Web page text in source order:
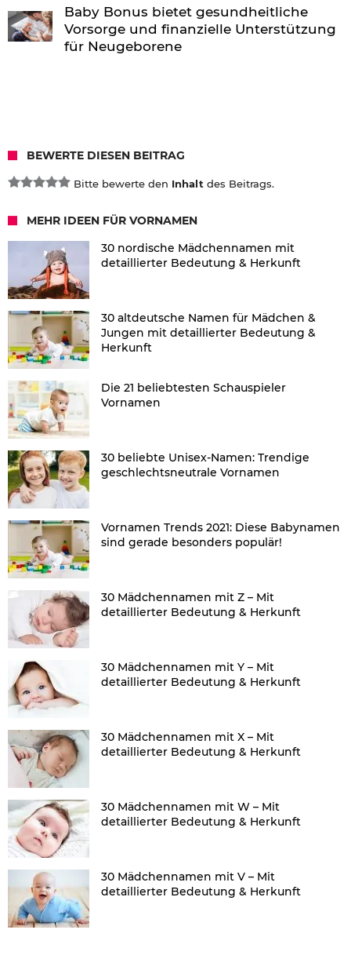
Baby Bonus bietet gesundheitliche
Vorsorge und finanzielle Unterstützung
für Neugeborene
BEWERTE DIESEN BEITRAG
Bitte bewerte den Inhalt des Beitrags.
MEHR IDEEN FÜR VORNAMEN
30 nordische Mädchennamen mit
detaillierter Bedeutung & Herkunft
30 altdeutsche Namen für Mädchen &
Jungen mit detaillierter Bedeutung &
Herkunft
Die 21 beliebtesten Schauspieler
Vornamen
30 beliebte Unisex-Namen: Trendige
geschlechtsneutrale Vornamen
Vornamen Trends 2021: Diese Babynamen
sind gerade besonders populär!
30 Mädchennamen mit Z – Mit
detaillierter Bedeutung & Herkunft
30 Mädchennamen mit Y – Mit
detaillierter Bedeutung & Herkunft
30 Mädchennamen mit X – Mit
detaillierter Bedeutung & Herkunft
30 Mädchennamen mit W – Mit
detaillierter Bedeutung & Herkunft
30 Mädchennamen mit V – Mit
detaillierter Bedeutung & Herkunft